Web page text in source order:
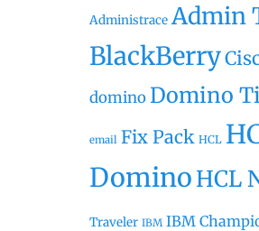
Administrace Admin
BlackBerry
domino Domino
email Fix Pack HCL
DominoHCL
Traveler IBM IBM